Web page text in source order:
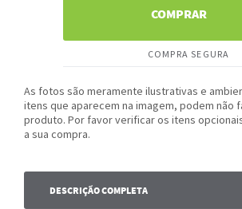
COMPRA SEGURA
COMPRAR
As fotos são meramente ilustrativas e
itens que aparecem na imagem, podem não
produto. Por favor verificar os itens
a sua compra.
DESCRIÇÃO COMPLETA